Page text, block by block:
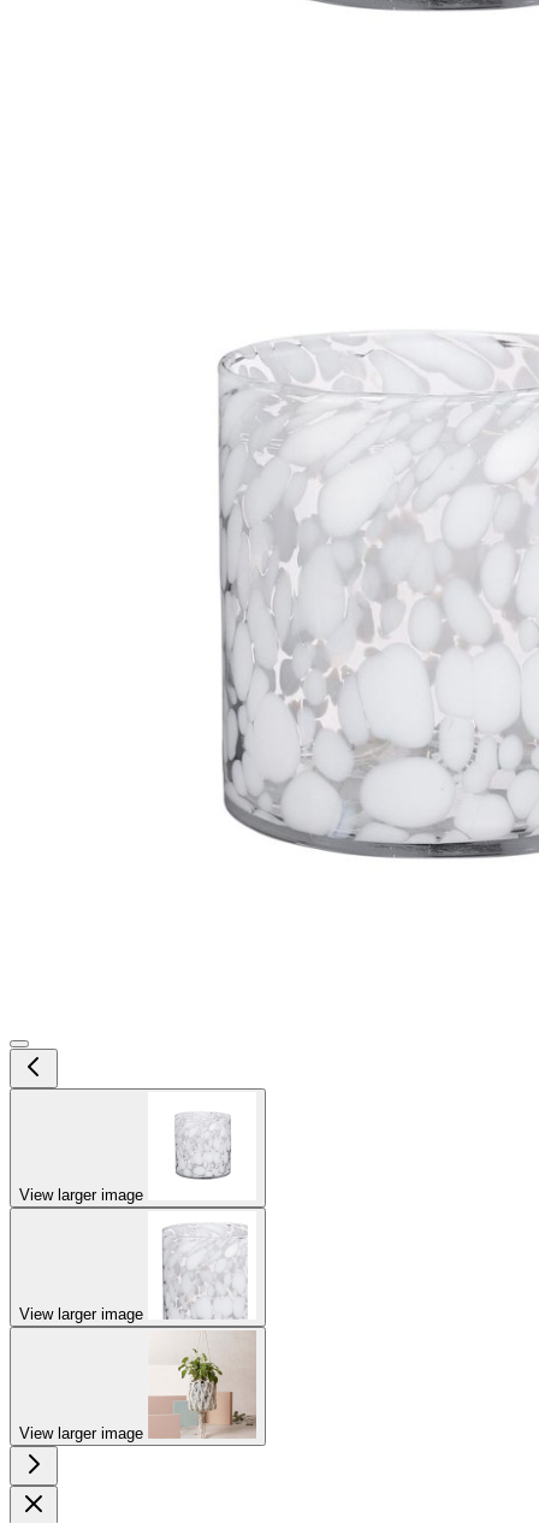
View larger image
View larger image
View larger image